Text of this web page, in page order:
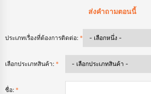
ส่งคำถามตอนนี้
ประเภทเรื่องที่ต้องการติดต่อ: *
เลือกประเภทสินค้า: *
ชื่อ: *